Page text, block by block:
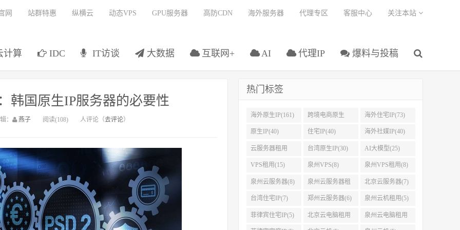
算 IDC IT访谈 大数据 互联网+ AI 代理IP 爆料与投稿
网 站群特惠 纵横云 动态VPS GPU服务器 高防CDN 海外服务器 代理专区 客服中心 关注本站
韩国原生IP服务器的必要性
： 燕子 阅读(108) 人评论（去评论）
热门标签
海外原生IP(161) 跨境电商原生
IP(108)
海外住宅IP(73)
原生IP(40) 住宅IP(40) 海外社媒IP(40)
云服务器租用
(37)
台湾原生IP(30) AI大模型(25)
VPS租用(15) 泉州VPS(8) 泉州VPS租用(8)
泉州云服务器(8) 泉州云服务器租
用(8)
北京云服务器(7)
台湾住宅IP(7) 郑州云服务器(6) 泉州云机租用(5)
菲律宾住宅IP(5) 北京云电脑租用 泉州云电脑租用